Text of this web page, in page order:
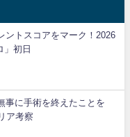
ントスコアをマーク！2026
」初日
事に手術を終えたことを
ア考察